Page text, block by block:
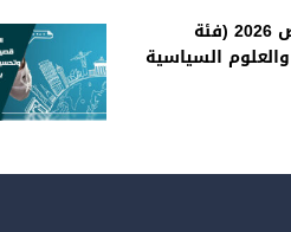
النتائج الأولية لملفات تربص 2026 (فئة
السياسية